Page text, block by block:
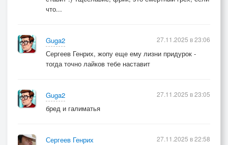
что...
Guga2
Сергеев Генрих, жопу еще ему лизни придурок -
тогда точно лайков тебе наставит
27.11.2025 в 23:06
Guga2
бред и галиматья
27.11.2025 в 23:05
Сергеев Генрих
27.11.2025 в 22:58